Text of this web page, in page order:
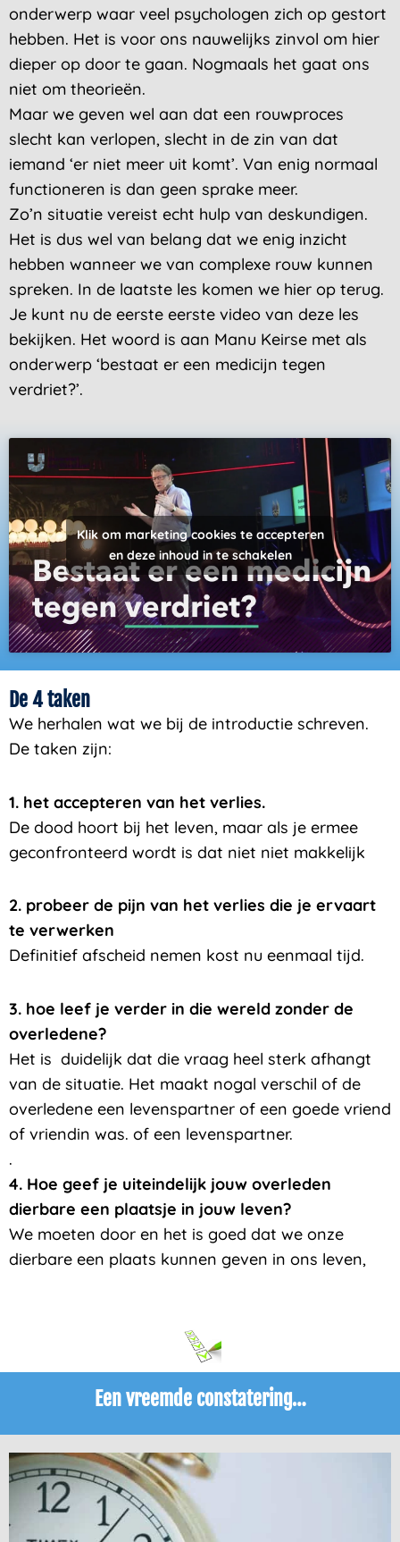
onderwerp waar veel psychologen zich op gestort
hebben. Het is voor ons nauwelijks zinvol om hier
dieper op door te gaan. Nogmaals het gaat ons
niet om theorieën.
Maar we geven wel aan dat een rouwproces
slecht kan verlopen, slecht in de zin van dat
iemand ‘er niet meer uit komt’. Van enig normaal
functioneren is dan geen sprake meer.
Zo’n situatie vereist echt hulp van deskundigen.
Het is dus wel van belang dat we enig inzicht
hebben wanneer we van complexe rouw kunnen
spreken. In de laatste les komen we hier op terug.
Je kunt nu de eerste eerste video van deze les
bekijken. Het woord is aan Manu Keirse met als
onderwerp ‘bestaat er een medicijn tegen
verdriet?’.
Klik om marketing cookies te accepteren
en deze inhoud in te schakelen
De 4 taken
We herhalen wat we bij de introductie schreven.
De taken zijn:
1. het accepteren van het verlies.
De dood hoort bij het leven, maar als je ermee
geconfronteerd wordt is dat niet niet makkelijk
2. probeer de pijn van het verlies die je ervaart
te verwerken
Definitief afscheid nemen kost nu eenmaal tijd.
3. hoe leef je verder in die wereld zonder de
overledene?
Het is duidelijk dat die vraag heel sterk afhangt
van de situatie. Het maakt nogal verschil of de
overledene een levenspartner of een goede vriend
of vriendin was. of een levenspartner.
.
4. Hoe geef je uiteindelijk jouw overleden
dierbare een plaatsje in jouw leven?
We moeten door en het is goed dat we onze
dierbare een plaats kunnen geven in ons leven,
Een vreemde constatering…